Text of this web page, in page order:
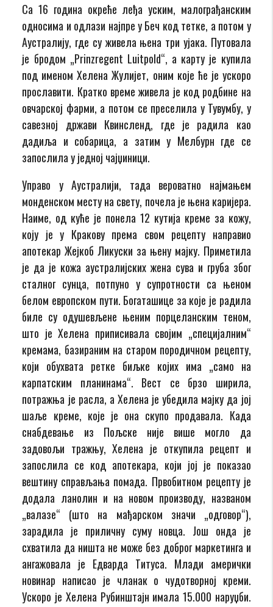
Са 16 година окреће леђа уским, малограђанским
односима и одлази најпре у Беч код тетке, а потом у
Аустралију, где су живела њена три ујака. Путовала
је бродом „Prinzregent Luitpold“, а карту је купила
под именом Хелена Жулијет, оним које ће је ускоро
прославити. Кратко време живела је код родбине на
овчарској фарми, а потом се преселила у Тувумбу, у
савезној држави Квинсленд, где је радила као
дадиља и собарица, а затим у Мелбурн где се
запослила у једној чајџиници.
Управо у Аустралији, тада вероватно најмањем
монденском месту на свету, почела је њена каријера.
Наиме, од куће је понела 12 кутија креме за кожу,
коју је у Кракову према свом рецепту направио
апотекар Жејкоб Ликуски за њену мајку. Приметила
је да је кожа аустралијских жена сува и груба због
сталног сунца, потпуно у супротности са њеном
белом европском пути. Богаташице за које је радила
биле су одушевљене њеним порцеланским теном,
што је Хелена приписивала својим „специјалним“
кремама, базираним на старом породичном рецепту,
који обухвата ретке биљке којих има „само на
карпатским планинама“. Вест се брзо ширила,
потражња је расла, а Хелена је убедила мајку да јој
шаље креме, које је она скупо продавала. Када
снабдевање из Пољске није више могло да
задовољи тражњу, Хелена је откупила рецепт и
запослила се код апотекара, који јој је показао
вештину справљања помада. Првобитном рецепту је
додала ланолин и на новом производу, названом
„валазе“ (што на мађарском значи „одговор“),
зарадила је приличну суму новца. Још онда је
схватила да ништа не може без доброг маркетинга и
ангажовала је Едварда Титуса. Млади амерички
новинар написао је чланак о чудотворној креми.
Ускоро је Хелена Рубинштајн имала 15.000 наруџби.